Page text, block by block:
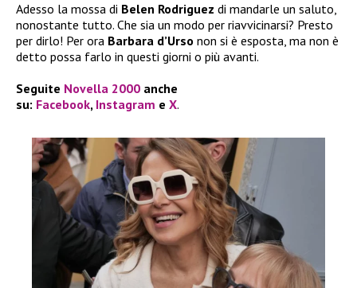
Adesso la mossa di Belen Rodriguez di mandarle un saluto,
nonostante tutto. Che sia un modo per riavvicinarsi? Presto
per dirlo! Per ora Barbara d’Urso non si è esposta, ma non è
detto possa farlo in questi giorni o più avanti.
Seguite Novella 2000 anche
su: Facebook, Instagram e X.